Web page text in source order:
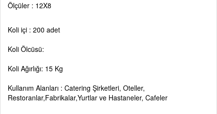
Ölçüler : 12X8
Koli içi : 200 adet
Koli Ölcüsü:
Koli Ağırlığı: 15 Kg
Kullanım Alanları : Catering Şirketleri, Oteller,
Restoranlar,Fabrikalar,Yurtlar ve Hastaneler, Cafeler